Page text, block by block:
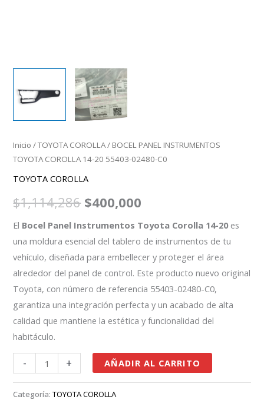
Inicio /TOYOTA COROLLA/ BOCEL PANEL INSTRUMENTOS
TOYOTA COROLLA 14-20 55403-02480-C0
TOYOTA COROLLA
$1,114,286 $400,000
El Bocel Panel Instrumentos Toyota Corolla 14-20es
una moldura esencial del tablero de instrumentos de tu
vehículo, diseñada para embellecer y proteger el área
alrededor del panel de control. Este producto nuevo original
Toyota, con número de referencia 55403-02480-C0,
garantiza una integración perfecta y un acabado de alta
calidad que mantiene la estética y funcionalidad del
habitáculo.
- + AÑADIR AL CARRITO
Categoría:TOYOTA COROLLA